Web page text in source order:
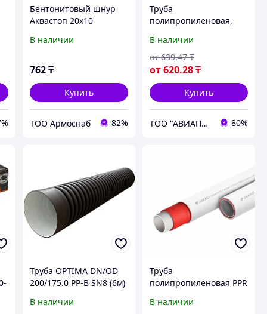
Бентонитовый шнур
Аквастоп 20х10
В наличии
762 ₸
Купить
ТОО Армоснаб 82%
Труба
полипропиленовая,
диаметр 50 мм, длина
2000 мм
В наличии
от620.28₸
от 639.47 ₸
Купить
ТОО "АВИАПРОМСТАЛЬ" 80%
Труба OPTIMA DN/OD
200/175.0 PP-B SN8 (6м)
В наличии
Труба
полипропиленовая PPR
В наличии